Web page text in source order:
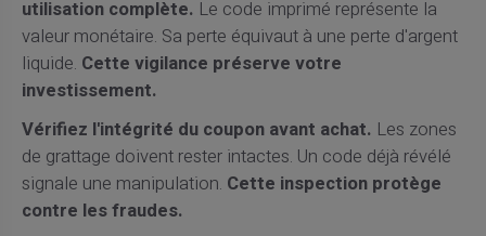
utilisation complète. Le code imprimé représente la
valeur monétaire. Sa perte équivaut à une perte d'argent
liquide. Cette vigilance préserve votre
investissement.
Vérifiez l'intégrité du coupon avant achat. Les zones
de grattage doivent rester intactes. Un code déjà révélé
signale une manipulation. Cette inspection protège
contre les fraudes.